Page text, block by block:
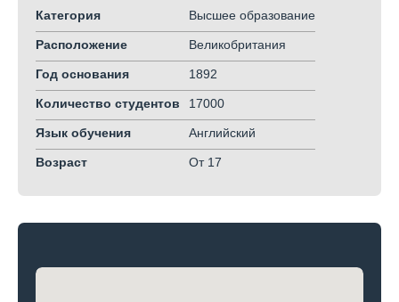
Категория Высшее образование
Расположение Великобритания
Год основания 1892
Количество студентов 17000
Язык обучения Английский
Возраст От 17